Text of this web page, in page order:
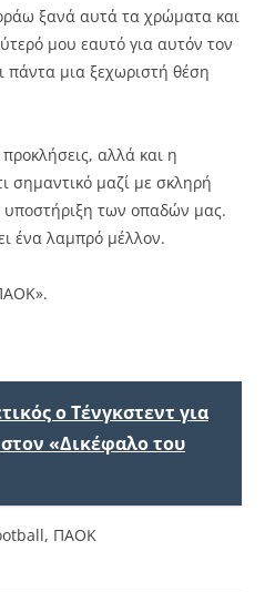
ξανά αυτά τα χρώματα και
μου εαυτό για αυτόν τον
πάντα μια ξεχωριστή θέση
αλλά και η
σημαντικό μαζί με σκληρή
υποστήριξη των οπαδών μας.
ένα λαμπρό μέλλον.
ο Τένγκστεντ για
«Δικέφαλο του
, ΠΑΟΚ